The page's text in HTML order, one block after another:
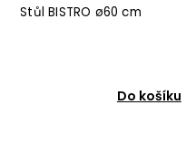
Stůl BISTRO ø60 cm
Do košíku